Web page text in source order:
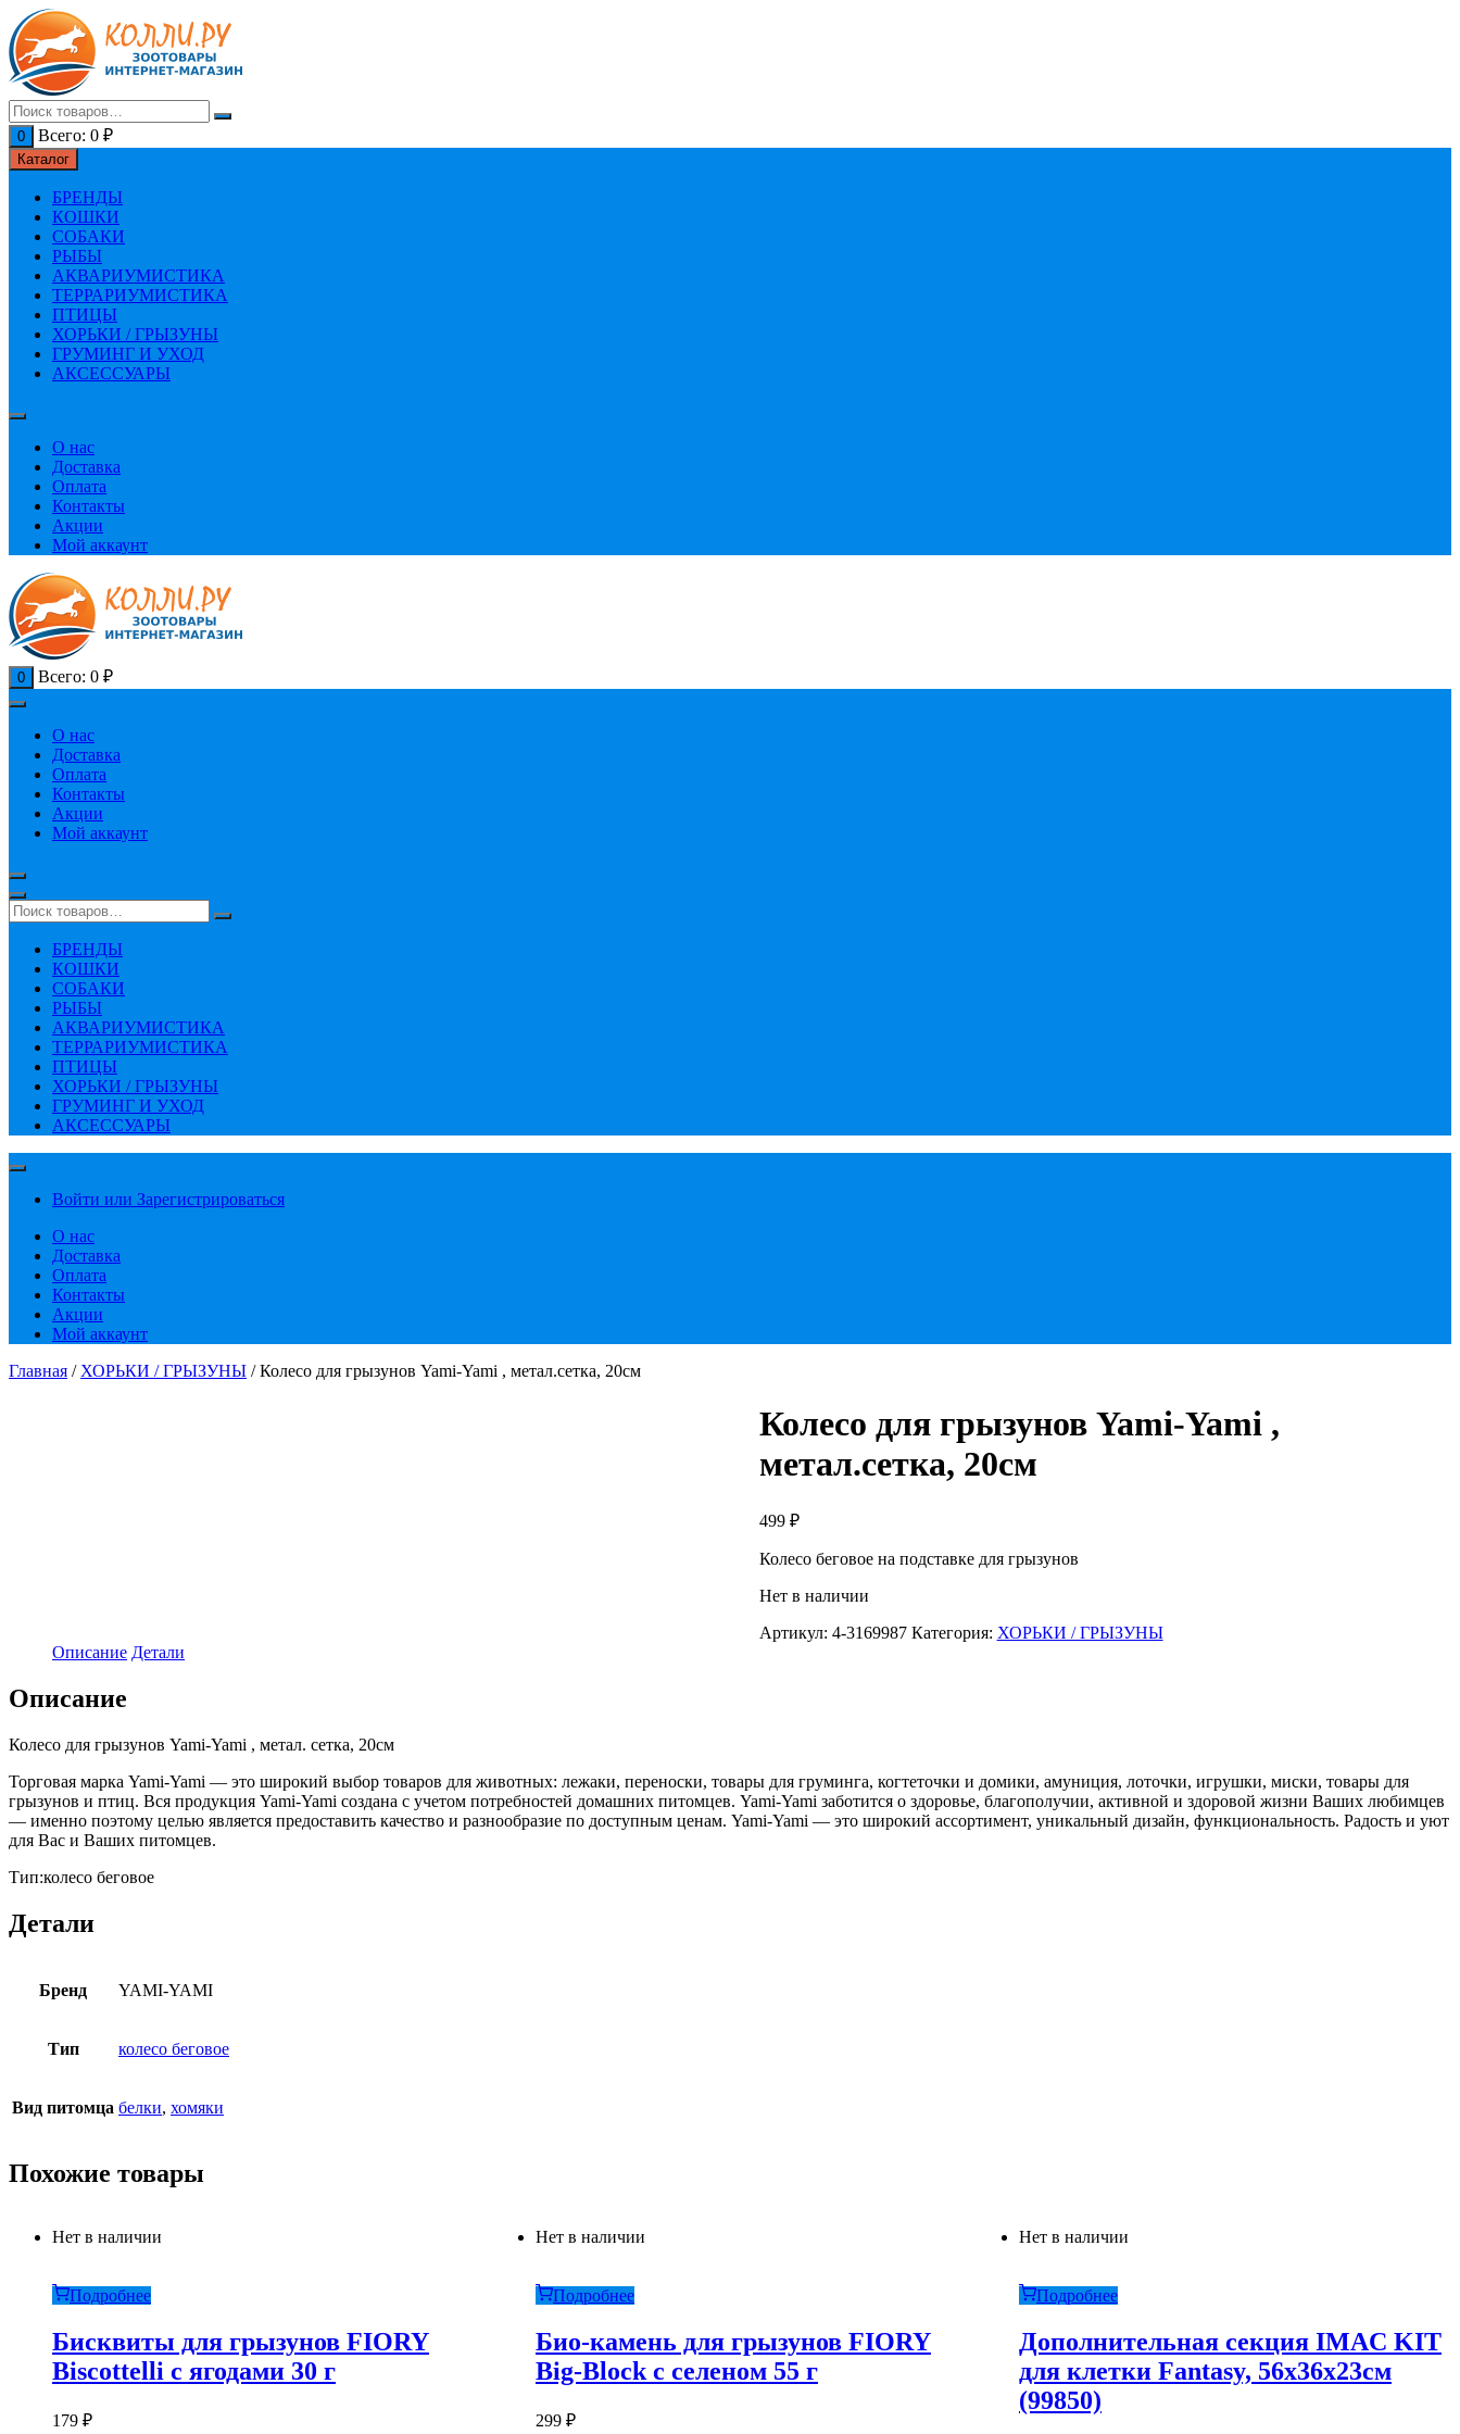
Перейти
к
содержимому
0 Всего: 0 ₽
Каталог
БРЕНДЫ
КОШКИ
СОБАКИ
РЫБЫ
АКВАРИУМИСТИКА
ТЕРРАРИУМИСТИКА
ПТИЦЫ
ХОРЬКИ / ГРЫЗУНЫ
ГРУМИНГ И УХОД
АКСЕССУАРЫ
О нас
Доставка
Оплата
Контакты
Акции
Мой аккаунт
0 Всего: 0 ₽
О нас
Доставка
Оплата
Контакты
Акции
Мой аккаунт
БРЕНДЫ
КОШКИ
СОБАКИ
РЫБЫ
АКВАРИУМИСТИКА
ТЕРРАРИУМИСТИКА
ПТИЦЫ
ХОРЬКИ / ГРЫЗУНЫ
ГРУМИНГ И УХОД
АКСЕССУАРЫ
Войти или Зарегистрироваться
О нас
Доставка
Оплата
Контакты
Акции
Мой аккаунт
Главная / ХОРЬКИ / ГРЫЗУНЫ / Колесо для грызунов Yami-Yami , метал.сетка, 20см
Колесо для грызунов Yami-Yami ,
метал.сетка, 20см
499 ₽
Колесо беговое на подставке для грызунов
Нет в наличии
Артикул: 4-3169987 Категория: ХОРЬКИ / ГРЫЗУНЫ
Описание Детали
Описание
Колесо для грызунов Yami-Yami , метал. сетка, 20см
Торговая марка Yami-Yami — это широкий выбор товаров для животных: лежаки, переноски, товары для груминга, когтеточки и домики, амуниция, лоточки, игрушки, миски, товары для
грызунов и птиц. Вся продукция Yami-Yami создана с учетом потребностей домашних питомцев. Yami-Yami заботится о здоровье, благополучии, активной и здоровой жизни Ваших любимцев
— именно поэтому целью является предоставить качество и разнообразие по доступным ценам. Yami-Yami — это широкий ассортимент, уникальный дизайн, функциональность. Радость и уют
для Вас и Ваших питомцев.
Тип:колесо беговое
Детали
Бренд YAMI-YAMI
Тип колесо беговое
Вид питомца белки, хомяки
Похожие товары
Нет в наличии
Подробнее
Бисквиты для грызунов FIORY
Biscottelli с ягодами 30 г
179 ₽
Нет в наличии
Подробнее
Био-камень для грызунов FIORY
Big-Block с селеном 55 г
299 ₽
Нет в наличии
Подробнее
Дополнительная секция IMAC KIT
для клетки Fantasy, 56х36х23см
(99850)